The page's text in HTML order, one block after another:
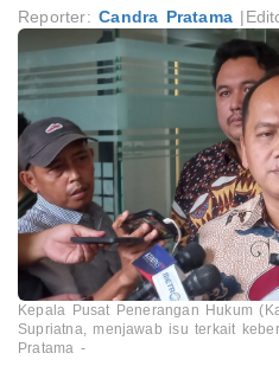
Reporter:Candra Pratama |
Kepala Pusat Penerangan Hukum
Supriatna, menjawab isu terkait
Pratama -